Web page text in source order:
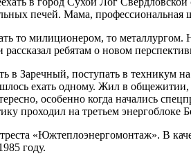
печей. Мама,
милиционером, то металлургом.
ребятам о новом
в Заречный, поступать в
ехать одному. Жил в общежитии,
особенно когда начались
проходил на третьем энергоблоке
«Южтеплоэнергомонтаж». В
году.